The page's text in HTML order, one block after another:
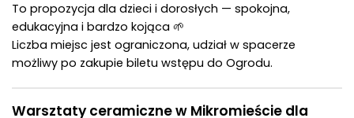
To propozycja dla dzieci i dorosłych — spokojna,
edukacyjna i bardzo kojąca 🌱
Liczba miejsc jest ograniczona, udział w spacerze
możliwy po zakupie biletu wstępu do Ogrodu.
Warsztaty ceramiczne w Mikromieście dla